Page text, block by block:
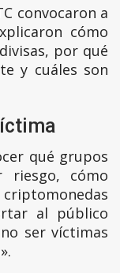
convocaron a
cómo
por qué
y cuáles son
qué grupos
riesgo, cómo
al público
ser víctimas